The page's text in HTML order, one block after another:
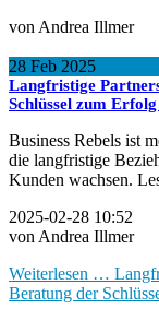
von Andrea Illmer
28 Feb 2025
Langfristige
Schlüssel zum
Business Rebels ist
die langfristige
Kunden wachsen.
2025-02-28 10:52
von Andrea Illmer
Weiterlesen …
Beratung der